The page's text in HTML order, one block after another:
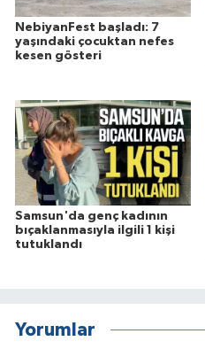
NebiyanFest başladı: 7
yaşındaki çocuktan nefes
kesen gösteri
Samsun'da genç kadının
bıçaklanmasıyla ilgili 1 kişi
tutuklandı
Yorumlar